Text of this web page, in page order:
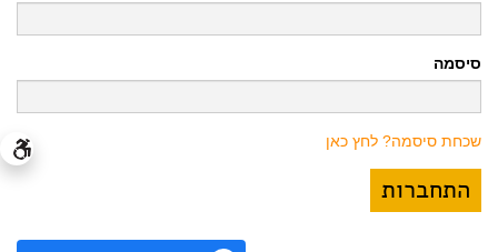
סיסמה
שכחת סיסמה? לחץ כאן